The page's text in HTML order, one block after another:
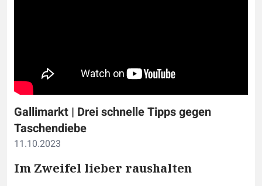
Gallimarkt | Drei schnelle Tipps gegen
Taschendiebe
11.10.2023
Im Zweifel lieber raushalten